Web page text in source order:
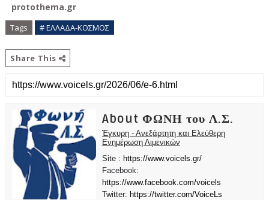
protothema.gr
Tags # ΕΛΛΑΔΑ-ΚΟΣΜΟΣ
Share This
About ΦΩΝΗ του Λ.Σ.
Έγκυρη - Ανεξάρτητη και Ελεύθερη
Ενημέρωση Λιμενικών
Site : https://www.voicels.gr/
Facebook:
https://www.facebook.com/voicels
Twitter: https://twitter.com/VoiceLs